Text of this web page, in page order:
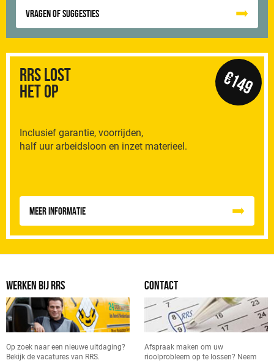
Vragen of suggesties
RRS Lost
het op
Inclusief garantie, voorrijden,
half uur arbeidsloon en inzet materieel.
€149
Meer informatie
WERKEN BIJ RRS
Op zoek naar een nieuwe uitdaging?
Bekijk de vacatures van RRS.
CONTACT
Afspraak maken om uw
rioolprobleem op te lossen? Neem